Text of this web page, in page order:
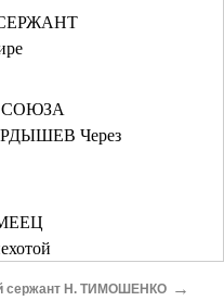
Через
сержант Н. ТИМОШЕНКО →